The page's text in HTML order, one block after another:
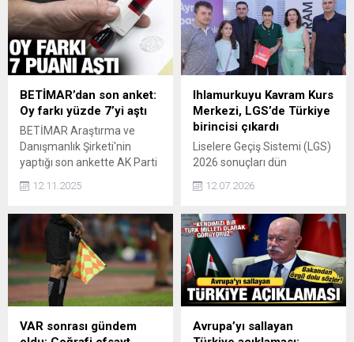
dolar/TL cephesinde grafik
aşağı yönlü bir ivme
sergiliyordu. Uzman isim
Haber7ye değerlendirdi.
BETİMAR’dan son anket:
Oy farkı yüzde 7’yi aştı
BETİMAR Araştırma ve
Danışmanlık Şirketi'nin
yaptığı son ankette AK Parti
oldu. CHP yüzde 27,6 ile
yüzde 9,2 ile üçüncü parti
12.11.2025
Ihlamurkuyu Kavram Kurs
Merkezi, LGS’de Türkiye
birincisi çıkardı
Liselere Geçiş Sistemi (LGS)
2026 sonuçları dün
Kavram Kurs Merkezi
sınavdaki tüm soruları doğru
yanıtlayarak 500 tam puanla
Türkiye birincisi oldu.
Sonuçların açıklanmasının
ardından Ihlamurkuyu
Kavram Kurs Merkezi'nde
öğrenci ve ailesinin
katılımıyla bir buluşma
12.07.2026
VAR sonrası gündem
Avrupa’yı sallayan